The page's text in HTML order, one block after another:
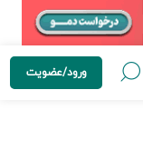
ورود/عضویت